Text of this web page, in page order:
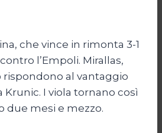
che vince in rimonta 3-1
l’Empoli. Mirallas,
rispondono al vantaggio
Krunic. I viola tornano così
due mesi e mezzo.